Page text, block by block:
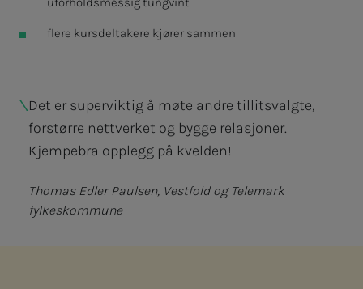
flere kursdeltakere kjører sammen
Det er superviktig å møte andre tillitsvalgte,
forstørre nettverket og bygge relasjoner.
Kjempebra opplegg på kvelden!
Thomas Edler Paulsen, Vestfold og Telemark
fylkeskommune